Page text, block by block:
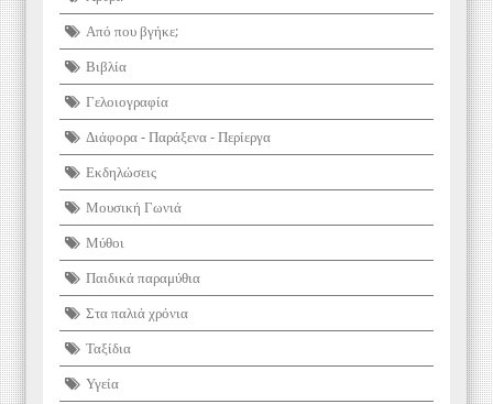
Από που βγήκε;
Βιβλία
Γελοιογραφία
Διάφορα - Παράξενα - Περίεργα
Εκδηλώσεις
Μουσική Γωνιά
Μύθοι
Παιδικά παραμύθια
Στα παλιά χρόνια
Ταξίδια
Υγεία